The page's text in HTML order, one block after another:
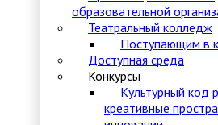
образовательной
Театральный колледж
Поступающим в
Доступная среда
Конкурсы
Культурный код
креативные